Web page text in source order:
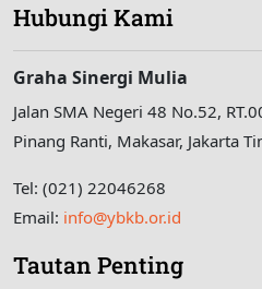
Hubungi Kami
Graha Sinergi Mulia
Jalan SMA Negeri 48 No.52,
Pinang Ranti, Makasar, Jakarta
Tel: (021) 22046268
Email: info@ybkb.or.id
Tautan Penting